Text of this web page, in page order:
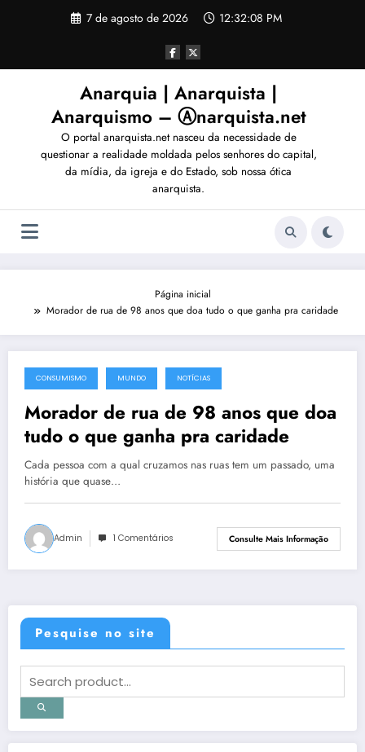
7 de agosto de 2026 12:32:11 PM
Anarquia | Anarquista |
Anarquismo – Ⓐnarquista.net
O portal anarquista.net nasceu da necessidade de
questionar a realidade moldada pelos senhores do capital,
da mídia, da igreja e do Estado, sob nossa ótica
anarquista.
Página inicial
Morador de rua de 98 anos que doa tudo o que ganha pra caridade
21 de dezembro de 2013
CONSUMISMO MUNDO NOTÍCIAS
Morador de rua de 98 anos que doa
tudo o que ganha pra caridade
Cada pessoa com a qual cruzamos nas ruas tem um passado, uma
história que quase…
Admin 1 Comentários Consulte Mais Informação
Pesquise no site